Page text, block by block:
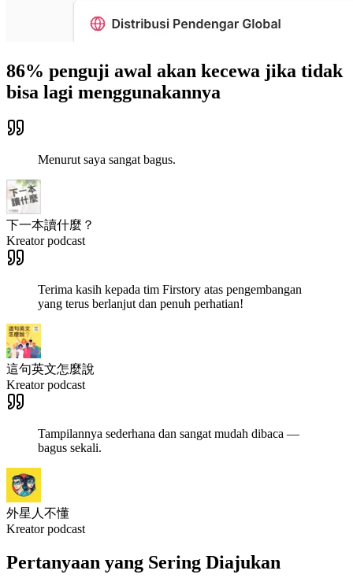
86% penguji awal akan kecewa jika tidak
bisa lagi menggunakannya
Menurut saya sangat bagus.
下一本讀什麼？
Kreator podcast
Terima kasih kepada tim Firstory atas pengembangan
yang terus berlanjut dan penuh perhatian!
這句英文怎麼說
Kreator podcast
Tampilannya sederhana dan sangat mudah dibaca —
bagus sekali.
外星人不懂
Kreator podcast
Pertanyaan yang Sering Diajukan